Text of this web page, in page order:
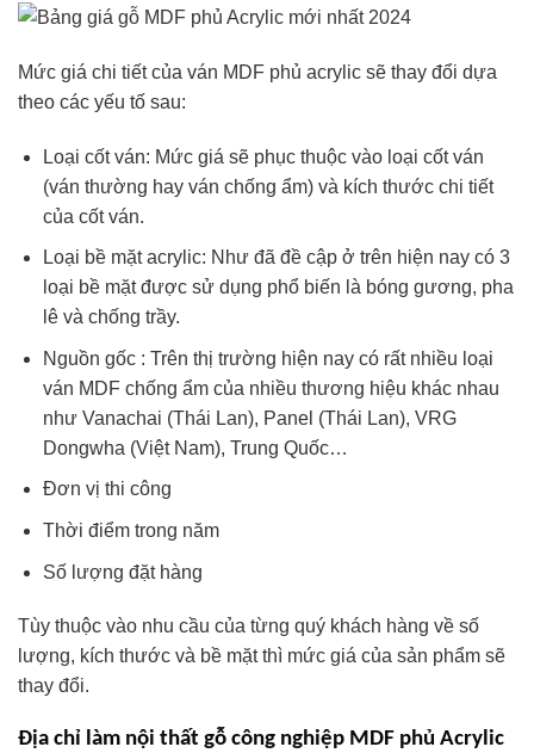
Mức giá chi tiết của ván MDF phủ acrylic sẽ thay đổi dựa
theo các yếu tố sau:
Loại cốt ván: Mức giá sẽ phục thuộc vào loại cốt ván
(ván thường hay ván chống ẩm) và kích thước chi tiết
của cốt ván.
Loại bề mặt acrylic: Như đã đề cập ở trên hiện nay có 3
loại bề mặt được sử dụng phổ biến là bóng gương, pha
lê và chống trầy.
Nguồn gốc : Trên thị trường hiện nay có rất nhiều loại
ván MDF chống ẩm của nhiều thương hiệu khác nhau
như Vanachai (Thái Lan), Panel (Thái Lan), VRG
Dongwha (Việt Nam), Trung Quốc…
Đơn vị thi công
Thời điểm trong năm
Số lượng đặt hàng
Tùy thuộc vào nhu cầu của từng quý khách hàng về số
lượng, kích thước và bề mặt thì mức giá của sản phẩm sẽ
thay đổi.
Địa chỉ làm nội thất gỗ công nghiệp MDF phủ Acrylic